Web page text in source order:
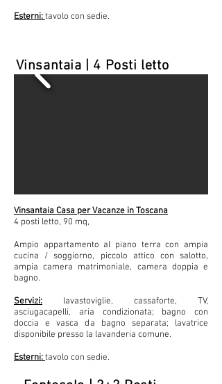
Esterni:tavolo con sedie.
Vinsantaia | 4 Posti letto
Vinsantaia Casa per Vacanze in Toscana
4 posti letto, 90 mq,
Ampio appartamento al piano terra con ampia
cucina / soggiorno, piccolo attico con salotto,
ampia camera matrimoniale, camera doppia e
bagno.
Servizi: lavastoviglie, cassaforte, TV,
asciugacapelli, aria condizionata; bagno con
doccia e vasca da bagno separata; lavatrice
disponibile presso la lavanderia comune.
Esterni:tavolo con sedie.